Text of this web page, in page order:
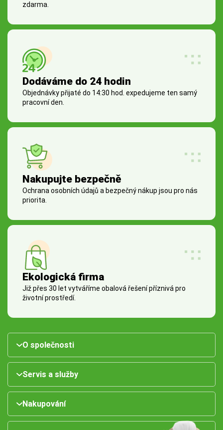
zdarma.
Dodáváme do 24 hodin
Objednávky přijaté do 14:30 hod. expedujeme ten samý
pracovní den.
Nakupujte bezpečně
Ochrana osobních údajů a bezpečný nákup jsou pro nás
priorita.
Ekologická firma
Již přes 30 let vytváříme obalová řešení příznivá pro
životní prostředí.
O společnosti
Servis a služby
Nakupování